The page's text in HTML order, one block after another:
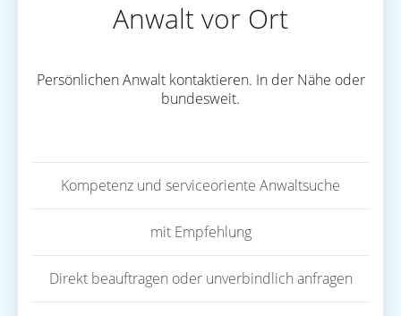
Anwalt vor Ort
Persönlichen Anwalt kontaktieren. In der Nähe oder
bundesweit.
Kompetenz und serviceoriente Anwaltsuche
mit Empfehlung
Direkt beauftragen oder unverbindlich anfragen